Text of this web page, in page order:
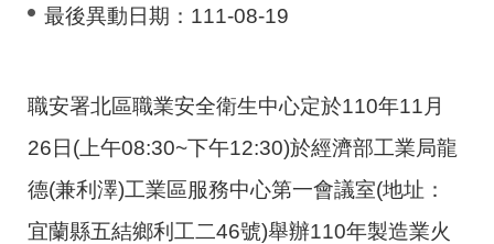
最後異動日期： 111-08-19
職安署北區職業安全衛生中心定於110年11月
26日(上午08:30~下午12:30)於經濟部工業局龍
德(兼利澤)工業區服務中心第一會議室(地址：
宜蘭縣五結鄉利工二46號)舉辦110年製造業火